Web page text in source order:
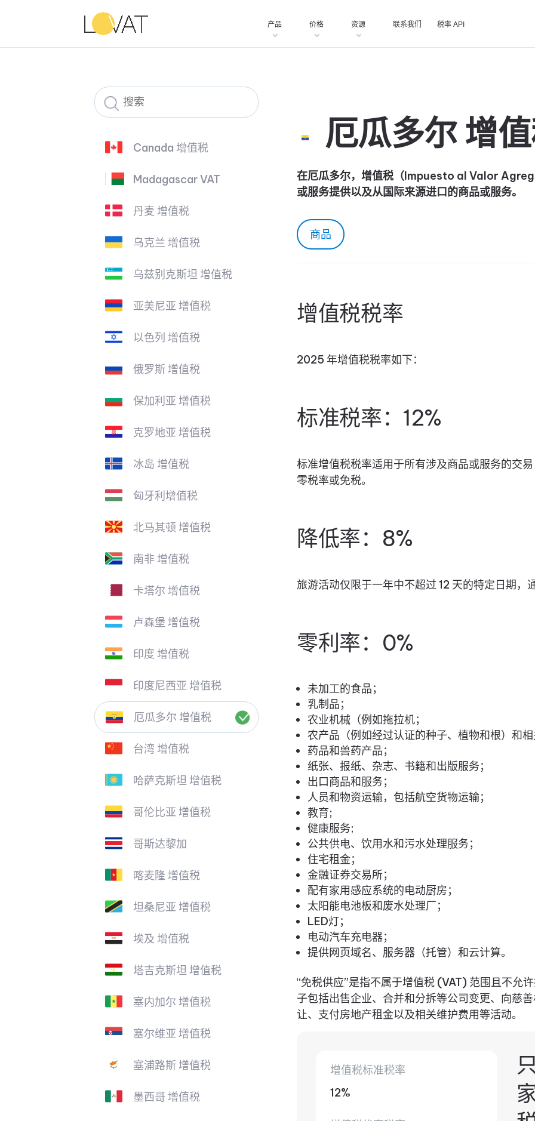
产品 价格 资源 联系我们 税率 API
Canada 增值税
Madagascar VAT
丹麦 增值税
乌克兰 增值税
乌兹别克斯坦 增值税
亚美尼亚 增值税
以色列 增值税
俄罗斯 增值税
保加利亚 增值税
克罗地亚 增值税
冰岛 增值税
匈牙利增值税
北马其顿 增值税
南非 增值税
卡塔尔 增值税
卢森堡 增值税
印度 增值税
印度尼西亚 增值税
厄瓜多尔 增值税
台湾 增值税
哈萨克斯坦 增值税
哥伦比亚 增值税
哥斯达黎加
喀麦隆 增值税
坦桑尼亚 增值税
埃及 增值税
塔吉克斯坦 增值税
塞内加尔 增值税
塞尔维亚 增值税
塞浦路斯 增值税
墨西哥 增值税
厄瓜多尔 增
在厄瓜多尔，增值税（Impuesto al Valor
或服务提供以及从国际来源进口的商品或服务。
商品
增值税税率
2025 年增值税税率如下：
标准税率：12%
标准增值税税率适用于所有涉及商品或服务的交
零税率或免税。
降低率：8%
旅游活动仅限于一年中不超过 12 天的特定日期，
零利率：0%
未加工的食品；
乳制品；
农业机械（例如拖拉机；
农产品（例如经过认证的种子、植物和根）和
药品和兽药产品；
纸张、报纸、杂志、书籍和出版服务；
出口商品和服务；
人员和物资运输，包括航空货物运输；
教育;
健康服务;
公共供电、饮用水和污水处理服务；
住宅租金；
金融证券交易所；
配有家用感应系统的电动厨房；
太阳能电池板和废水处理厂；
LED灯；
电动汽车充电器；
提供网页域名、服务器（托管）和云计算。
“免税供应”是指不属于增值税 (VAT) 范围且不允
子包括出售企业、合并和分拆等公司变更、向慈
让、支付房地产租金以及相关维护费用等活动。
增值税标准税率
12%